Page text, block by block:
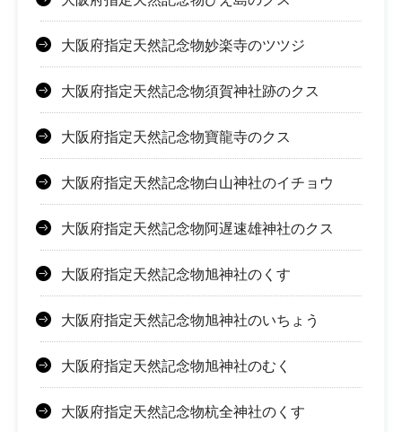
大阪府指定天然記念物妙楽寺のツツジ
大阪府指定天然記念物須賀神社跡のクス
大阪府指定天然記念物寶龍寺のクス
大阪府指定天然記念物白山神社のイチョウ
大阪府指定天然記念物阿遅速雄神社のクス
大阪府指定天然記念物旭神社のくす
大阪府指定天然記念物旭神社のいちょう
大阪府指定天然記念物旭神社のむく
大阪府指定天然記念物杭全神社のくす